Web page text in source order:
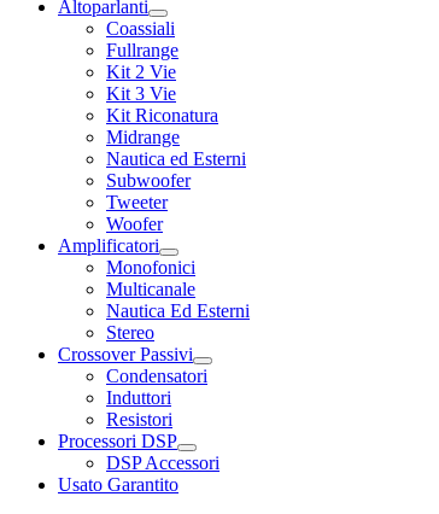
Altoparlanti
Coassiali
Fullrange
Kit 2 Vie
Kit 3 Vie
Kit Riconatura
Midrange
Nautica ed Esterni
Subwoofer
Tweeter
Woofer
Amplificatori
Monofonici
Multicanale
Nautica Ed Esterni
Stereo
Crossover Passivi
Condensatori
Induttori
Resistori
Processori DSP
DSP Accessori
Usato Garantito